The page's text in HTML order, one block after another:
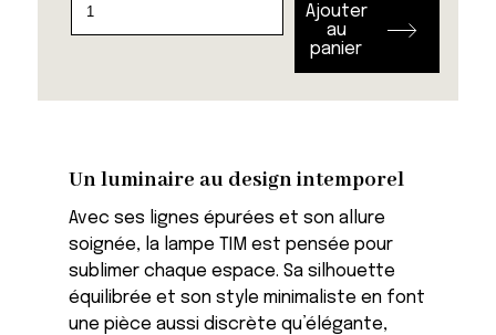
Tim
Ajouter
au
panier
Un luminaire au design intemporel
Avec ses lignes épurées et son allure
soignée, la lampe TIM est pensée pour
sublimer chaque espace. Sa silhouette
équilibrée et son style minimaliste en font
une pièce aussi discrète qu’élégante,